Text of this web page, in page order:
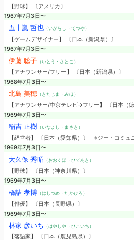
【野球】 〔アメリカ〕
1967年7月3日〜
五十嵐 哲也（いがらし・てつや）
【ゲームデザイナー】 〔日本（新潟県）〕
1967年7月3日〜
伊藤 聡子（いとう・さとこ）
【アナウンサー/フリー】 〔日本（新潟県）〕
1968年7月3日〜
北島 美穂（きたじま・みほ）
【アナウンサー/中京テレビ→フリー】 〔日本（徳
1969年7月3日〜
稲吉 正樹（いなよし・まさき）
【経営者】 〔日本（愛知県）〕 ※ジー・コミュ
1969年7月3日〜
大久保 秀昭 （おおくぼ・ひであき）
【野球】 〔日本（神奈川県）〕
1969年7月3日〜
橋詰 孝博（はしづめ・たかひろ）
【俳優】 〔日本（長野県）〕
1969年7月3日〜
林家 彦いち （はやしや・ひこいち）
【落語家】 〔日本（鹿児島県）〕